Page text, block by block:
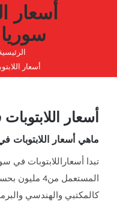
أسعار
سوريا
أسعار
أسعار اللابتوبات
ماهي أسعار اللابتوبات في
المستعمل
كالمكتبي والهندسي